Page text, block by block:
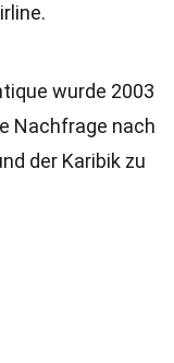
wurde 2003
Nachfrage nach
der Karibik zu